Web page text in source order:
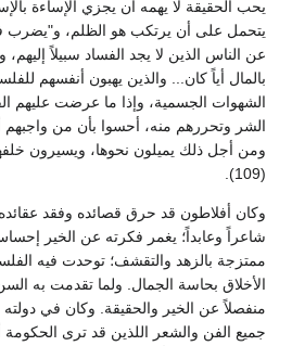
يتحمل على أن يرتكب هو الظلم، و"يضرب
عن الناس الذين لا يجد الفساد سبيلاً إليهم،
بالمال أياً كان... والذين يهبون أنفسهم
الشهوات الجسمية، وإذا ما عرضت عليهم
الشر وتحررهم منه، أحسوا بأن من واجبهم
ومن أجل ذلك يميلون نحوها، ويسيرون
(109).
وكان أفلاطون قد حرق قصائده وفقد
شاعراً وعابداً؛ يغمر فكرته عن الخير
ممتزجة بالزهد والتقشف؛ توحدت فيه
الأخلاق بحاسة الجمال. ولما تقدمت به
منفصلاً عن الخير والحقيقة. وكان في دولته
جميع الفن والشعر اللذين قد ترى الحكومة